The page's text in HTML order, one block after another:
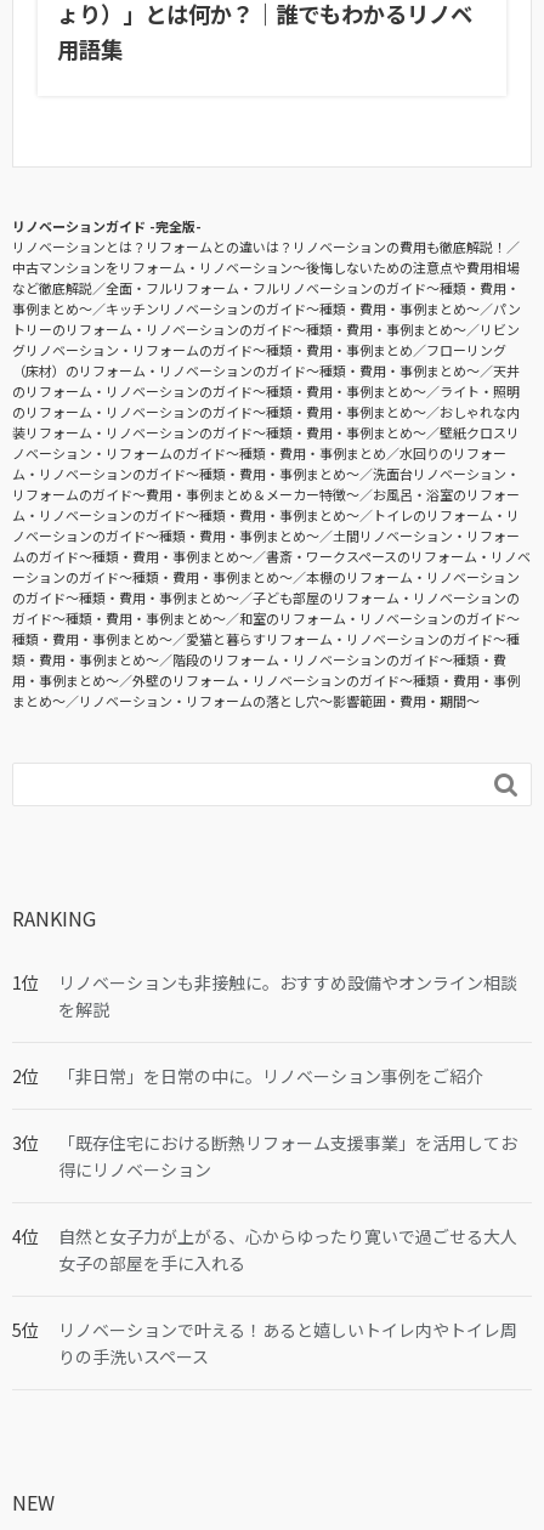
ょり）」とは何か？｜誰でもわかるリノベ
用語集
リノベーションガイド -完全版-
リノベーションとは？リフォームとの違いは？リノベーションの費用も徹底解説！
中古マンションをリフォーム・リノベーション〜後悔しないための注意点や費用相場
など徹底解説
全面・フルリフォーム・フルリノベーションのガイド〜種類・費用・
事例まとめ〜
キッチンリノベーションのガイド〜種類・費用・事例まとめ〜
パン
トリーのリフォーム・リノベーションのガイド〜種類・費用・事例まとめ〜
リビン
グリノベーション・リフォームのガイド〜種類・費用・事例まとめ
フローリング
（床材）のリフォーム・リノベーションのガイド〜種類・費用・事例まとめ〜
天井
のリフォーム・リノベーションのガイド〜種類・費用・事例まとめ〜
ライト・照明
のリフォーム・リノベーションのガイド〜種類・費用・事例まとめ〜
おしゃれな内
装リフォーム・リノベーションのガイド〜種類・費用・事例まとめ〜
壁紙クロスリ
ノベーション・リフォームのガイド〜種類・費用・事例まとめ
水回りのリフォー
ム・リノベーションのガイド〜種類・費用・事例まとめ〜
洗面台リノベーション・
リフォームのガイド〜費用・事例まとめ＆メーカー特徴〜
お風呂・浴室のリフォー
ム・リノベーションのガイド〜種類・費用・事例まとめ〜
トイレのリフォーム・リ
ノベーションのガイド〜種類・費用・事例まとめ〜
土間リノベーション・リフォー
ムのガイド〜種類・費用・事例まとめ〜
書斎・ワークスペースのリフォーム・リノベ
ーションのガイド〜種類・費用・事例まとめ〜
本棚のリフォーム・リノベーション
のガイド〜種類・費用・事例まとめ〜
子ども部屋のリフォーム・リノベーションの
ガイド〜種類・費用・事例まとめ〜
和室のリフォーム・リノベーションのガイド〜
種類・費用・事例まとめ〜
愛猫と暮らすリフォーム・リノベーションのガイド〜種
類・費用・事例まとめ〜
階段のリフォーム・リノベーションのガイド〜種類・費
用・事例まとめ〜
外壁のリフォーム・リノベーションのガイド〜種類・費用・事例
まとめ〜
リノベーション・リフォームの落とし穴～影響範囲・費用・期間～

RANKING
リノベーションも非接触に。おすすめ設備やオンライン相談
を解説
「非日常」を日常の中に。リノベーション事例をご紹介
「既存住宅における断熱リフォーム支援事業」を活用してお
得にリノベーション
自然と女子力が上がる、心からゆったり寛いで過ごせる大人
女子の部屋を手に入れる
リノベーションで叶える！あると嬉しいトイレ内やトイレ周
りの手洗いスペース
NEW